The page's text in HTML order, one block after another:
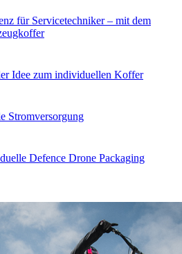
für Servicetechniker – mit dem
Idee zum individuellen Koffer
Stromversorgung
Defence Drone Packaging